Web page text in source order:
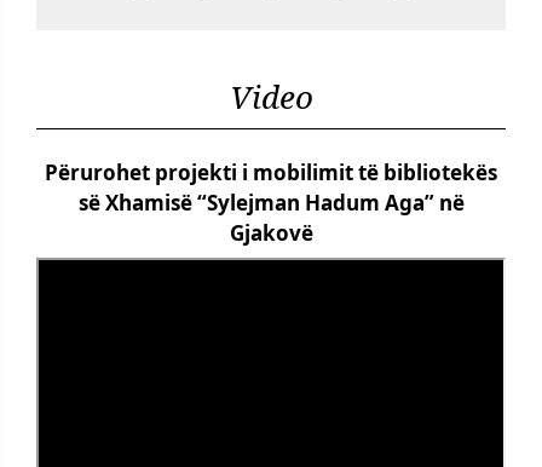
Video
Përurohet projekti i mobilimit të bibliotekës
së Xhamisë “Sylejman Hadum Aga” në
Gjakovë